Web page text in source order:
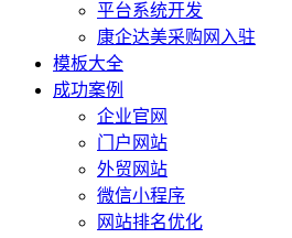
平台系统开发
康企达美采购网入驻
模板大全
成功案例
企业官网
门户网站
外贸网站
微信小程序
网站排名优化